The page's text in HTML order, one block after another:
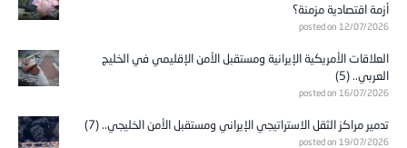
أزمة اقتصادية مزمنة؟
posted on 12/07/2026
العلاقات الأمريكية الإيرانية ومستقبل الأمن الإقليمي في الخليج
العربي.. (5)
posted on 16/07/2026
تدمير مراكز الثقل الاستراتيجي الإيراني ومستقبل الأمن الخليجي.. (7)
posted on 19/07/2026